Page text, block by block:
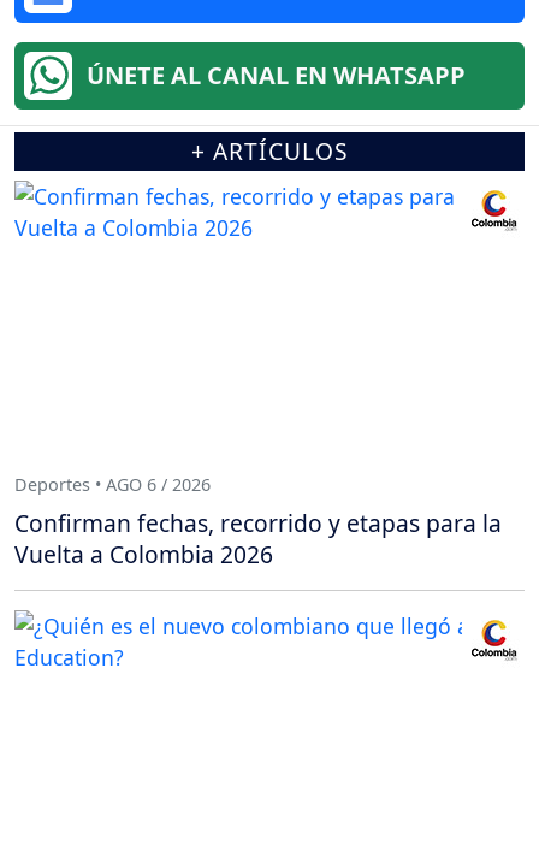
ÚNETE AL CANAL EN WHATSAPP
+ ARTÍCULOS
Deportes • AGO 6 / 2026
Confirman fechas, recorrido y etapas para la
Vuelta a Colombia 2026